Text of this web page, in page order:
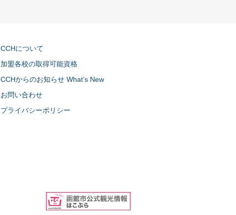
CCHについて
加盟各校の取得可能資格
CCHからのお知らせ What’s New
お問い合わせ
プライバシーポリシー